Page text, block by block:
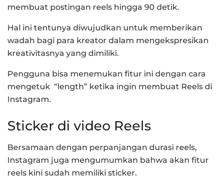
membuat postingan reels hingga 90 detik.
Hal ini tentunya diwujudkan untuk memberikan
wadah bagi para kreator dalam mengekspresikan
kreativitasnya yang dimiliki.
Pengguna bisa menemukan fitur ini dengan cara
mengetuk “length” ketika ingin membuat Reels di
Instagram.
Sticker di video Reels
Bersamaan dengan perpanjangan durasi reels,
Instagram juga mengumumkan bahwa akan fitur
reels kini sudah memiliki sticker.